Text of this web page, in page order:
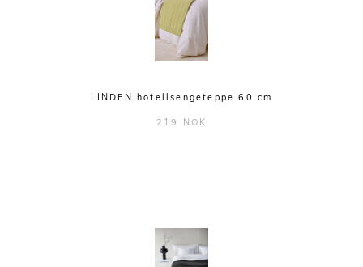
LINDEN hotellsengeteppe 60 cm
219 NOK